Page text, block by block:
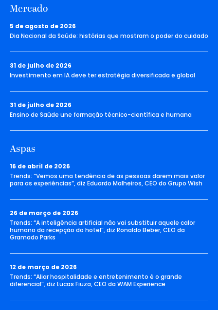
Mercado
5 de agosto de 2026
Dia Nacional da Saúde: histórias que mostram o poder do cuidado
31 de julho de 2026
Investimento em IA deve ter estratégia diversificada e global
31 de julho de 2026
Ensino de Saúde une formação técnico-científica e humana
Aspas
16 de abril de 2026
Trends: “Vemos uma tendência de as pessoas darem mais valor
para as experiências”, diz Eduardo Malheiros, CEO do Grupo Wish
26 de março de 2026
Trends: “A inteligência artificial não vai substituir aquele calor
humano da recepção do hotel”, diz Ronaldo Beber, CEO da
Gramado Parks
12 de março de 2026
Trends: “Aliar hospitalidade e entretenimento é o grande
diferencial”, diz Lucas Fiuza, CEO da WAM Experience